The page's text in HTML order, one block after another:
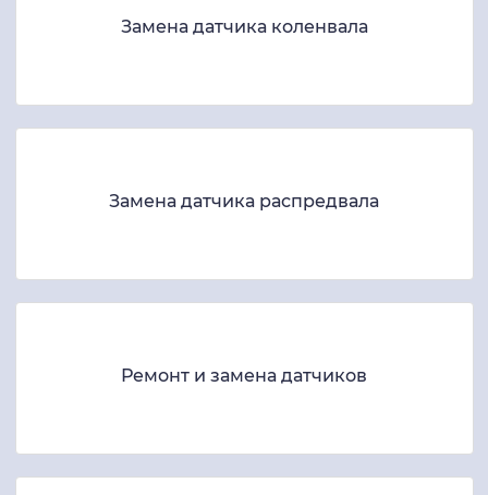
Замена датчика коленвала
Замена датчика распредвала
Ремонт и замена датчиков